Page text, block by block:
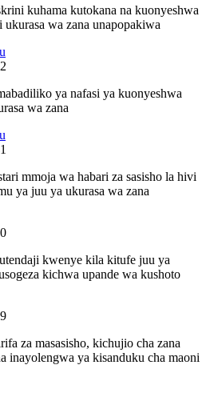
kuhama kutokana na kuonyeshwa
wa zana unapopakiwa
ya nafasi ya kuonyeshwa
wa zana
mmoja wa habari za sasisho la hivi
ya juu ya ukurasa wa zana
kwenye kila kitufe juu ya
kichwa upande wa kushoto
za masasisho, kichujio cha zana
inayolengwa ya kisanduku cha maoni